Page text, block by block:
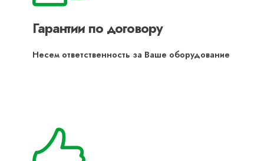
Гарантии по договору
Несем ответственность за Ваше оборудование